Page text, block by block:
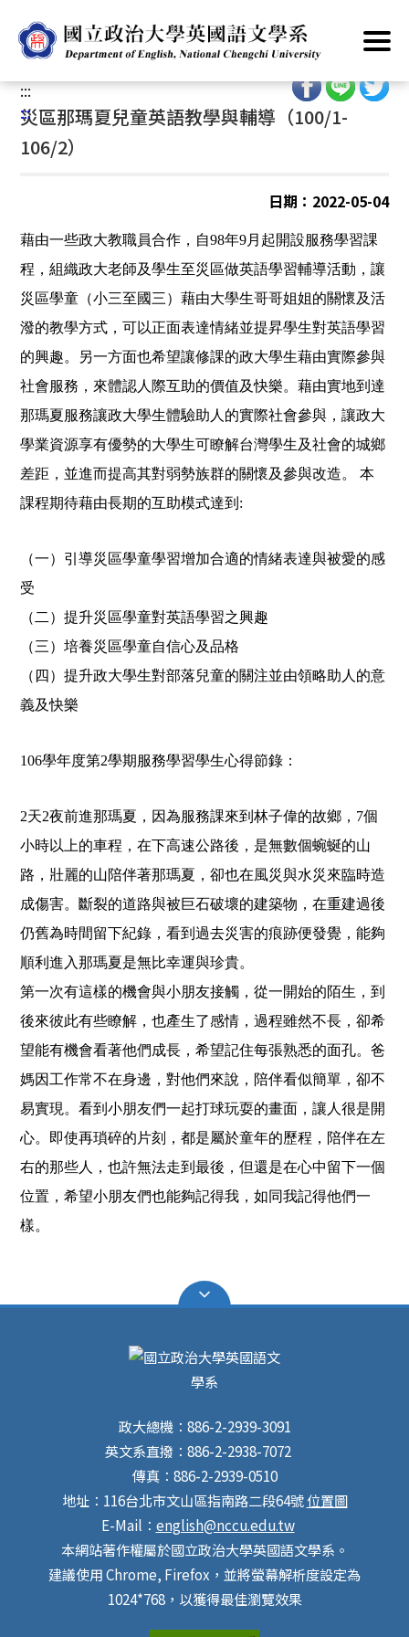
到
主
要
內
容
區
首頁 服務素養 國中小課後學習服務 /
災區那瑪夏兒童英語教
學與輔導（100/1-106/2）
:::
:::
災區那瑪夏兒童英語教學與輔導（100/1-
106/2）
日期：2022-05-04
藉由一些政大教職員合作，自98年9月起開設服務學習課
程，組織政大老師及學生至災區做英語學習輔導活動，讓
災區學童（小三至國三）藉由大學生哥哥姐姐的關懷及活
潑的教學方式，可以正面表達情緒並提昇學生對英語學習
的興趣。另一方面也希望讓修課的政大學生藉由實際參與
社會服務，來體認人際互助的價值及快樂。藉由實地到達
那瑪夏服務讓政大學生體驗助人的實際社會參與，讓政大
學業資源享有優勢的大學生可瞭解台灣學生及社會的城鄉
差距，並進而提高其對弱勢族群的關懷及參與改造。 本
課程期待藉由長期的互助模式達到:
（一）引導災區學童學習增加合適的情緒表達與被愛的感
受
（二）提升災區學童對英語學習之興趣
（三）培養災區學童自信心及品格
（四）提升政大學生對部落兒童的關注並由領略助人的意
義及快樂
106學年度第2學期服務學習學生心得節錄：
2天2夜前進那瑪夏，因為服務課來到林子偉的故鄉，7個
小時以上的車程，在下高速公路後，是無數個蜿蜒的山
路，壯麗的山陪伴著那瑪夏，卻也在風災與水災來臨時造
成傷害。斷裂的道路與被巨石破壞的建築物，在重建過後
仍舊為時間留下紀錄，看到過去災害的痕跡便發覺，能夠
順利進入那瑪夏是無比幸運與珍貴。
第一次有這樣的機會與小朋友接觸，從一開始的陌生，到
後來彼此有些瞭解，也產生了感情，過程雖然不長，卻希
望能有機會看著他們成長，希望記住每張熟悉的面孔。爸
媽因工作常不在身邊，對他們來說，陪伴看似簡單，卻不
易實現。看到小朋友們一起打球玩耍的畫面，讓人很是開
心。即使再瑣碎的片刻，都是屬於童年的歷程，陪伴在左
右的那些人，也許無法走到最後，但還是在心中留下一個
位置，希望小朋友們也能夠記得我，如同我記得他們一
樣。
政大總機：886-2-2939-3091
英文系直撥：886-2-2938-7072
傳真：886-2-2939-0510
地址：116台北市文山區指南路二段64號位置圖
E-Mail： english@nccu.edu.tw
本網站著作權屬於國立政治大學英國語文學系。
建議使用 Chrome, Firefox，並將螢幕解析度設定為
1024*768，以獲得最佳瀏覽效果